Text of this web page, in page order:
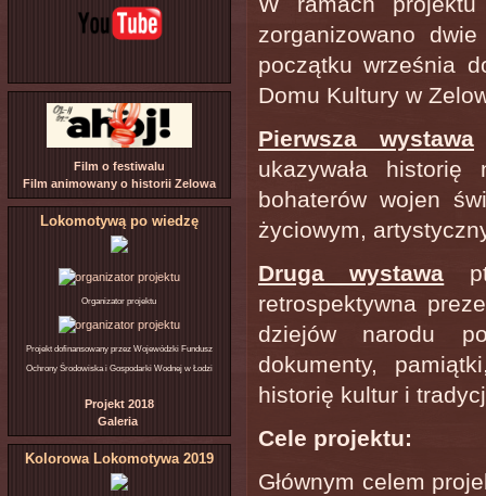
Film o festiwalu
Film animowany o historii Zelowa
Lokomotywą po wiedzę
Organizator projektu
Projekt dofinansowany przez Wojewódzki Fundusz
Ochrony Środowiska i Gospodarki Wodnej w Łodzi
Projekt 2018
Galeria
Kolorowa Lokomotywa 2019
zorganizowano
początku września
Domu Kultury w
Pierwsza wystawa
ukazywała historię
bohaterów wojen
życiowym,
Druga wystawa
retrospektywna
dziejów narodu
dokumenty,
historię kultur i
Cele projektu:
Głównym celem